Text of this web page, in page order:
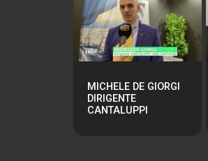
MICHELE DE GIORGI
DIRIGENTE
CANTALUPPI